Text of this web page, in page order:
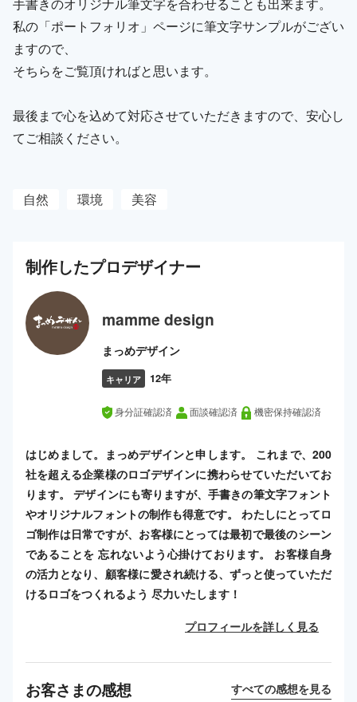
私の「ポートフォリオ」ページに筆文字サンプルがござい
ますので、
そちらをご覧頂ければと思います。
最後まで心を込めて対応させていただきますので、安心し
てご相談ください。
自然 環境 美容
制作したプロデザイナー
mamme design
まっめデザイン
キャリア 12年
身分証確認済 面談確認済 機密保持確認済
はじめまして。まっめデザインと申します。 これまで、200
社を超える企業様のロゴデザインに携わらせていただいてお
ります。 デザインにも寄りますが、手書きの筆文字フォント
やオリジナルフォントの制作も得意です。 わたしにとってロ
ゴ制作は日常ですが、お客様にとっては最初で最後のシーン
であることを 忘れないよう心掛けております。 お客様自身
の活力となり、顧客様に愛され続ける、ずっと使っていただ
けるロゴをつくれるよう 尽力いたします！
プロフィールを詳しく見る
お客さまの感想 すべての感想を見る